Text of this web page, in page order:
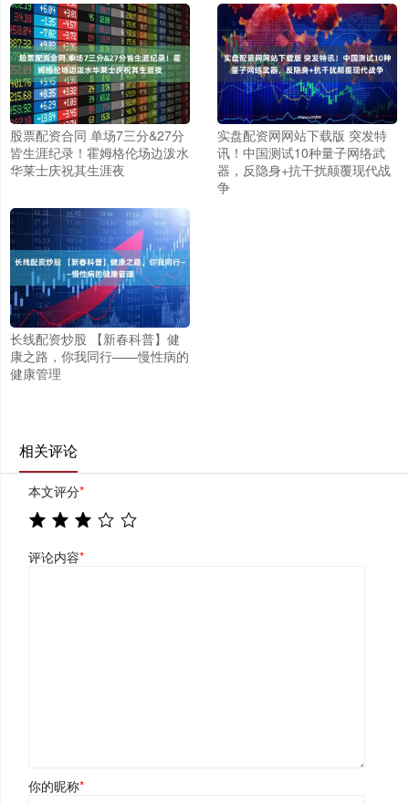
股票配资合同 单场7三分&27分
皆生涯纪录！霍姆格伦场边泼水
华莱士庆祝其生涯夜
实盘配资网网站下载版 突发特
讯！中国测试10种量子网络武
器，反隐身+抗干扰颠覆现代战
争
长线配资炒股 【新春科普】健
康之路，你我同行——慢性病的
健康管理
相关评论
本文评分*
评论内容*
你的昵称*